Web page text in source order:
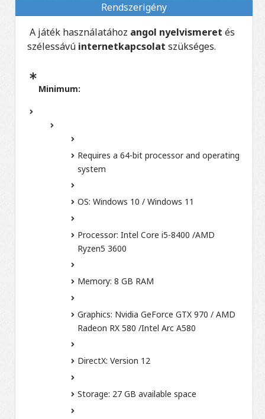
Rendszerigény
A játék használatához angol nyelvismeret és
szélessávú internetkapcsolat szükséges.
Minimum:
Requires a 64-bit processor and operating
system
OS: Windows 10 / Windows 11
Processor: Intel Core i5-8400 /AMD
Ryzen5 3600
Memory: 8 GB RAM
Graphics: Nvidia GeForce GTX 970 / AMD
Radeon RX 580 /Intel Arc A580
DirectX: Version 12
Storage: 27 GB available space